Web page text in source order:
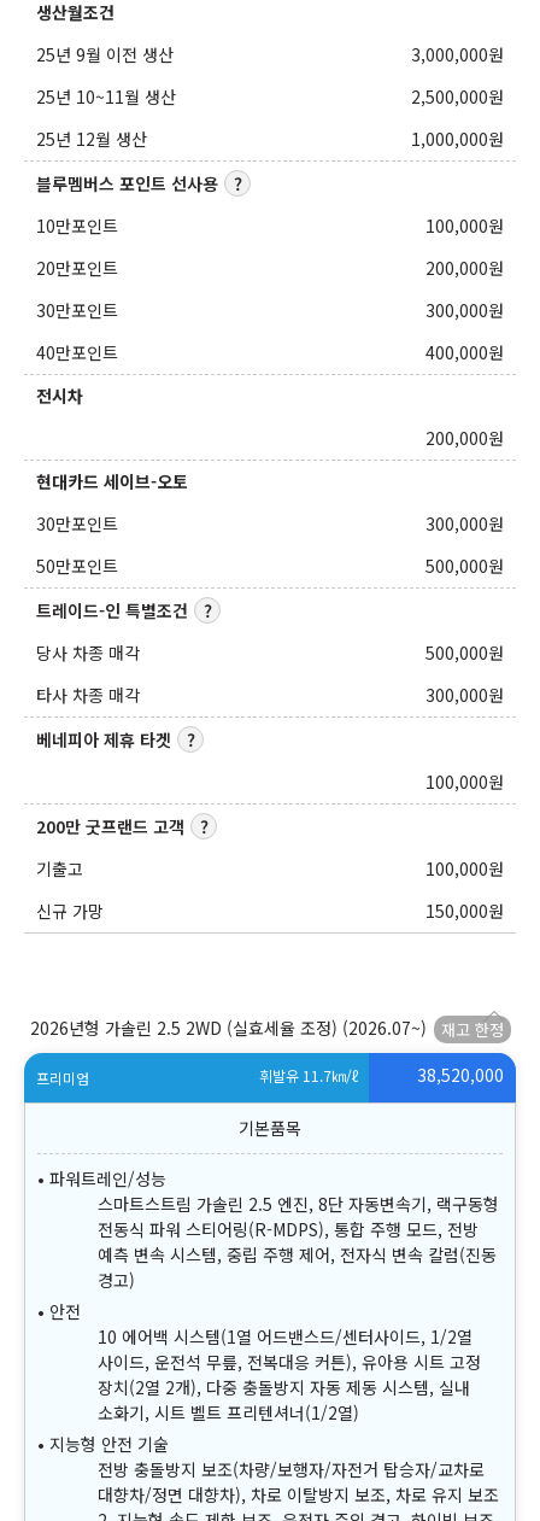
생산월조건
25년 9월 이전 생산
3,000,000원
25년 10~11월 생산
2,500,000원
25년 12월 생산
1,000,000원
블루멤버스 포인트 선사용
10만포인트
100,000원
20만포인트
200,000원
30만포인트
300,000원
40만포인트
400,000원
전시차
200,000원
현대카드 세이브-오토
30만포인트
300,000원
50만포인트
500,000원
트레이드-인 특별조건
당사 차종 매각
500,000원
타사 차종 매각
300,000원
베네피아 제휴 타겟
100,000원
200만 굿프랜드 고객
기출고
100,000원
신규 가망
150,000원
2026년형 가솔린 2.5 2WD (실효세율 조정) (2026.07~)
프리미엄 휘발유 11.7㎞/ℓ 38,520,000
파워트레인/성능
스마트스트림 가솔린 2.5 엔진, 8단 자동변속기, 랙구동형
전동식 파워 스티어링(R-MDPS), 통합 주행 모드, 전방
예측 변속 시스템, 중립 주행 제어, 전자식 변속 칼럼(진동
경고)
안전
10 에어백 시스템(1열 어드밴스드/센터사이드, 1/2열
사이드, 운전석 무릎, 전복대응 커튼), 유아용 시트 고정
장치(2열 2개), 다중 충돌방지 자동 제동 시스템, 실내
소화기, 시트 벨트 프리텐셔너(1/2열)
지능형 안전 기술
전방 충돌방지 보조(차량/보행자/자전거 탑승자/교차로
대향차/정면 대향차), 차로 이탈방지 보조, 차로 유지 보조